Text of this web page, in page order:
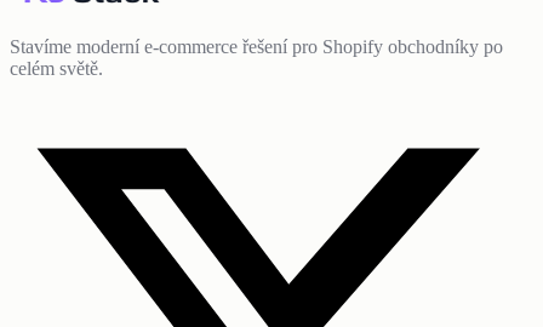
Stavíme moderní e-commerce řešení pro Shopify obchodníky po
celém světě.